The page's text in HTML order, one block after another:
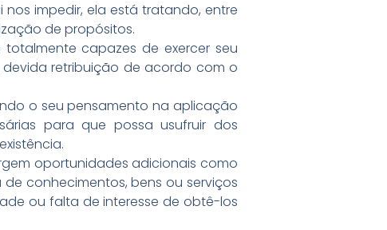
impedir, ela está tratando, entre
de propósitos.
capazes de exercer seu
retribuição de acordo com o
o seu pensamento na aplicação
para que possa usufruir dos
oportunidades adicionais como
conhecimentos, bens ou serviços
ou falta de interesse de obtê-los